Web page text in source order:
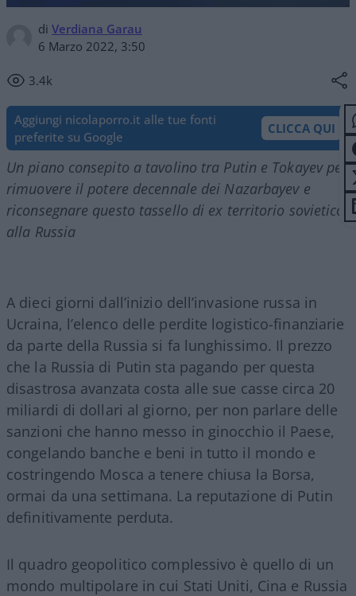
di Verdiana Garau
6 Marzo 2022, 3:50
3.4k
Aggiungi nicolaporro.it alle tue fonti
preferite su Google
CLICCA QUI
Un piano consepito a tavolino tra Putin e Tokayev per
rimuovere il potere decennale dei Nazarbayev e
riconsegnare questo tassello di ex territorio sovietico
alla Russia
A dieci giorni dall’inizio dell’invasione russa in
Ucraina, l’elenco delle perdite logistico-finanziarie
da parte della Russia si fa lunghissimo. Il prezzo
che la Russia di Putin sta pagando per questa
disastrosa avanzata costa alle sue casse circa 20
miliardi di dollari al giorno, per non parlare delle
sanzioni che hanno messo in ginocchio il Paese,
congelando banche e beni in tutto il mondo e
costringendo Mosca a tenere chiusa la Borsa,
ormai da una settimana. La reputazione di Putin
definitivamente perduta.
Il quadro geopolitico complessivo è quello di un
mondo multipolare in cui Stati Uniti, Cina e Russia